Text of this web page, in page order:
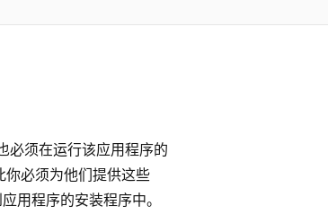
必须在运行该应用程序的
必须为他们提供这些
用程序的安装程序中。